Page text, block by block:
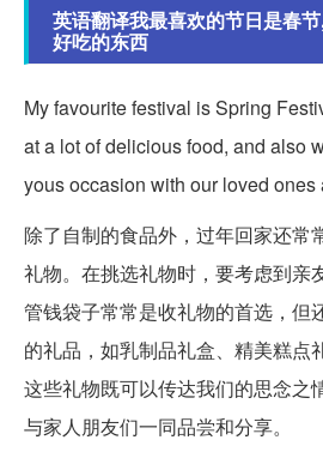
英语翻译我最喜欢的节日是春
好吃的东西
My favourite festival is Spring
at a lot of delicious food, and also
yous occasion with our loved ones
除了自制的食品外，过年回家还常
礼物。在挑选礼物时，要考虑到亲
管钱袋子常常是收礼物的首选，但
的礼品，如乳制品礼盒、精美糕点
这些礼物既可以传达我们的思念之
与家人朋友们一同品尝和分享。